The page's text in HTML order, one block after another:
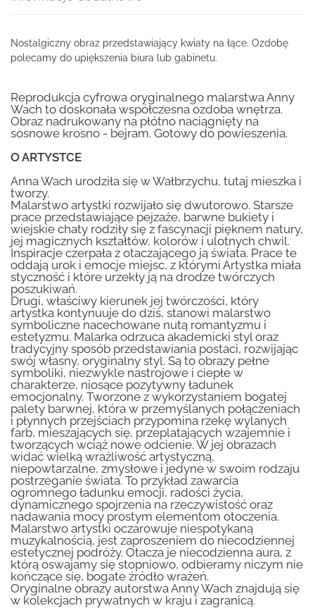
Nostalgiczny obraz przedstawiający kwiaty na łące. Ozdobę
polecamy do upiększenia biura lub gabinetu.
Reprodukcja cyfrowa oryginalnego malarstwa Anny
Wach to doskonała współczesna ozdoba wnętrza.
Obraz nadrukowany na płótno naciągnięty na
sosnowe krosno - bejram. Gotowy do powieszenia.
O ARTYSTCE
Anna Wach urodziła się w Wałbrzychu, tutaj mieszka i
tworzy.
Malarstwo artystki rozwijało się dwutorowo. Starsze
prace przedstawiające pejzaże, barwne bukiety i
wiejskie chaty rodziły się z fascynacji pięknem natury,
jej magicznych kształtów, kolorów i ulotnych chwil.
Inspiracje czerpała z otaczającego ją świata. Prace te
oddają urok i emocje miejsc, z którymi Artystka miała
styczność i które urzekły ją na drodze twórczych
poszukiwań.
Drugi, właściwy kierunek jej twórczości, który
artystka kontynuuje do dziś, stanowi malarstwo
symboliczne nacechowane nutą romantyzmu i
estetyzmu. Malarka odrzuca akademicki styl oraz
tradycyjny sposób przedstawiania postaci, rozwijając
swój własny, oryginalny styl. Są to obrazy pełne
symboliki, niezwykle nastrojowe i ciepłe w
charakterze, niosące pozytywny ładunek
emocjonalny. Tworzone z wykorzystaniem bogatej
palety barwnej, która w przemyślanych połączeniach
i płynnych przejściach przypomina rzekę wylanych
farb, mieszających się, przeplatających wzajemnie i
tworzących wciąż nowe odcienie. W jej obrazach
widać wielką wrażliwość artystyczną,
niepowtarzalne, zmysłowe i jedyne w swoim rodzaju
postrzeganie świata. To przykład zawarcia
ogromnego ładunku emocji, radości życia,
dynamicznego spojrzenia na rzeczywistość oraz
nadawania mocy prostym elementom otoczenia.
Malarstwo artystki oczarowuje niespotykaną
muzykalnością, jest zaproszeniem do niecodziennej
estetycznej podróży. Otacza je niecodzienna aura, z
którą oswajamy się stopniowo, odbieramy niczym nie
kończące się, bogate źródło wrażeń.
Oryginalne obrazy autorstwa Anny Wach znajdują się
w kolekcjach prywatnych w kraju i zagranicą.